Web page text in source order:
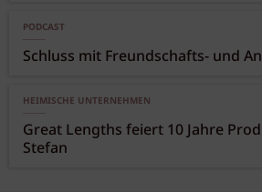
PODCAST
Schluss mit Freundschafts- und
HEIMISCHE UNTERNEHMEN
Great Lengths feiert 10 Jahre
Stefan